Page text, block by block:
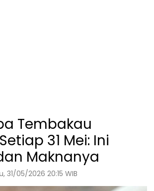
Tembakau
31 Mei: Ini
Maknanya
31/05/2026 20:15 WIB